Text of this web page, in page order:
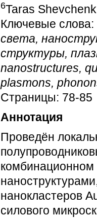
6Taras
Ключевые слова:
света,
структуры,
nanostructures,
plasmons,
Страницы: 78-85
Аннотация
Проведён
комбинационном
нанокластеров
силового